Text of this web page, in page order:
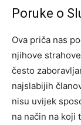
Poruke o
Ova priča nas
njihove
često
najslabijih
nisu uvijek
na način na koji